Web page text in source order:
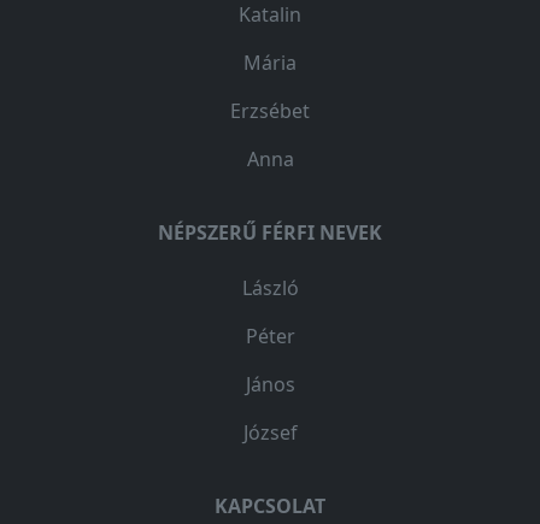
Katalin
Mária
Erzsébet
Anna
NÉPSZERŰ FÉRFI NEVEK
László
Péter
János
József
KAPCSOLAT